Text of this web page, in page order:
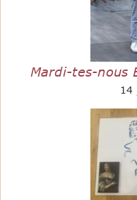
Mardi-tes-nous
14